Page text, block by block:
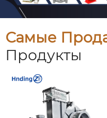
Самые
Продукты